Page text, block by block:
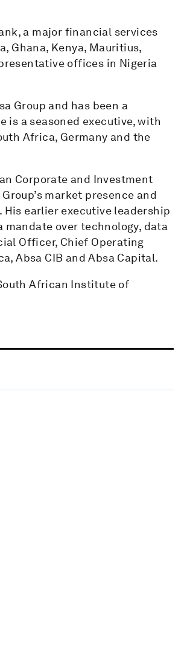
a major financial services
Ghana, Kenya, Mauritius,
offices in Nigeria
Group and has been a
is a seasoned executive, with
Africa, Germany and the
Corporate and Investment
market presence and
earlier executive leadership
over technology, data
Officer, Chief Operating
Absa CIB and Absa Capital.
African Institute of